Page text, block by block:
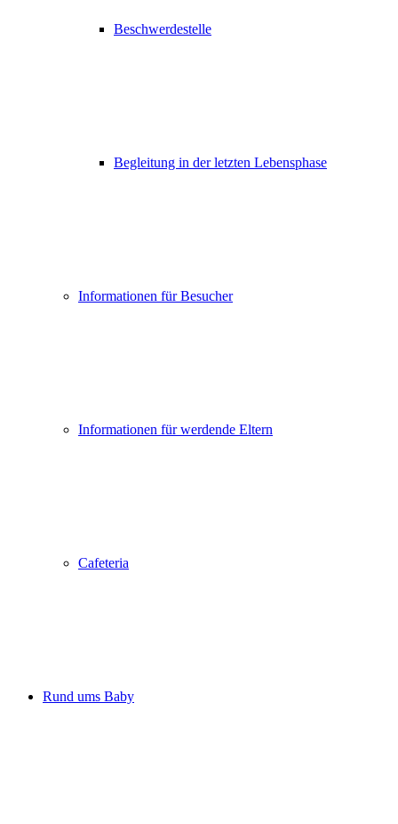
Beschwerdestelle
Begleitung in der letzten Lebensphase
Informationen für Besucher
Informationen für werdende Eltern
Cafeteria
Rund ums Baby